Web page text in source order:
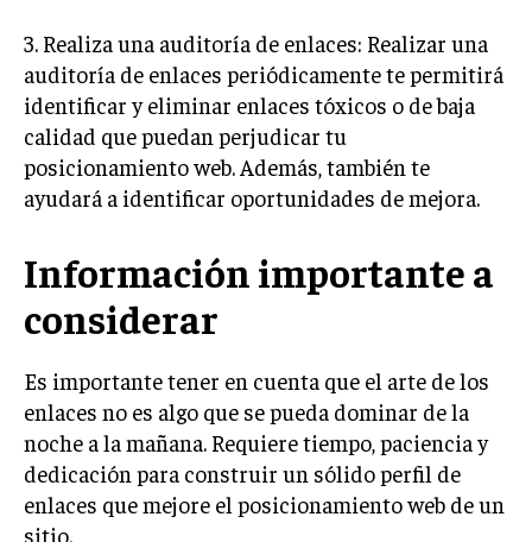
GESTIÓN DE OPERACIONES Y CADENA DE
SUMINISTRO
LOGÍSTICA EMPRESARIAL
CALIDAD Y MEJORA CONTINUA
RECURSOS HUMANOS Y GESTIÓN DEL
TALENTO
COMPENSACIÓN Y BENEFICIOS
RECLUTAMIENTO Y SELECCIÓN
DESARROLLO DE PERSONAL
GESTIÓN DEL DESEMPEÑO
CULTURA Y CLIMA ORGANIZACIONAL
3. Realiza una auditoría de enlaces: Realizar una
auditoría de enlaces periódicamente te permitirá
identificar y eliminar enlaces tóxicos o de baja
calidad que puedan perjudicar tu
posicionamiento web. Además, también te
ayudará a identificar oportunidades de mejora.
Información importante a
considerar
Es importante tener en cuenta que el arte de los
enlaces no es algo que se pueda dominar de la
noche a la mañana. Requiere tiempo, paciencia y
dedicación para construir un sólido perfil de
enlaces que mejore el posicionamiento web de un
sitio.